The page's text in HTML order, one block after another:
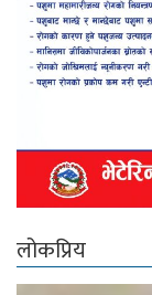
लोकप्रिय